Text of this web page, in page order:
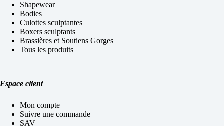
Shapewear
Bodies
Culottes sculptantes
Boxers sculptants
Brassières et Soutiens Gorges
Tous les produits
Espace client
Mon compte
Suivre une commande
SAV